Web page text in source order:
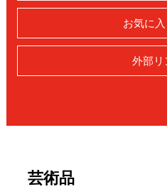
お気に
外部リ
芸術品